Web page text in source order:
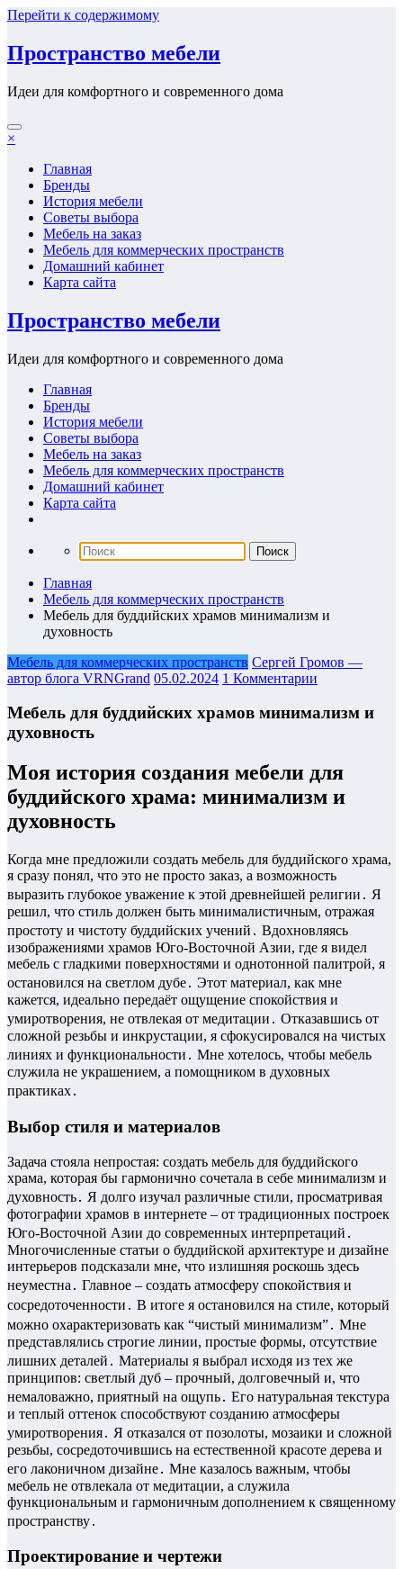
Перейти к содержимому
Пространство мебели
Идеи для комфортного и современного дома
×
Главная
Бренды
История мебели
Советы выбора
Мебель на заказ
Мебель для коммерческих пространств
Домашний кабинет
Карта сайта
Пространство мебели
Идеи для комфортного и современного дома
Главная
Бренды
История мебели
Советы выбора
Мебель на заказ
Мебель для коммерческих пространств
Домашний кабинет
Карта сайта
Главная
Мебель для коммерческих пространств
Мебель для буддийских храмов минимализм и
духовность
Мебель для коммерческих пространств Сергей Громов —
автор блога VRNGrand 05.02.2024 1 Комментарии
Мебель для буддийских храмов минимализм и
духовность
Моя история создания мебели для
буддийского храма: минимализм и
духовность
Когда мне предложили создать мебель для буддийского храма,
я сразу понял, что это не просто заказ, а возможность
выразить глубокое уважение к этой древнейшей религии․ Я
решил, что стиль должен быть минималистичным, отражая
простоту и чистоту буддийских учений․ Вдохновляясь
изображениями храмов Юго-Восточной Азии, где я видел
мебель с гладкими поверхностями и однотонной палитрой, я
остановился на светлом дубе․ Этот материал, как мне
кажется, идеально передаёт ощущение спокойствия и
умиротворения, не отвлекая от медитации․ Отказавшись от
сложной резьбы и инкрустации, я сфокусировался на чистых
линиях и функциональности․ Мне хотелось, чтобы мебель
служила не украшением, а помощником в духовных
практиках․
Выбор стиля и материалов
Задача стояла непростая: создать мебель для буддийского
храма, которая бы гармонично сочетала в себе минимализм и
духовность․ Я долго изучал различные стили, просматривая
фотографии храмов в интернете – от традиционных построек
Юго-Восточной Азии до современных интерпретаций․
Многочисленные статьи о буддийской архитектуре и дизайне
интерьеров подсказали мне, что излишняя роскошь здесь
неуместна․ Главное – создать атмосферу спокойствия и
сосредоточенности․ В итоге я остановился на стиле, который
можно охарактеризовать как “чистый минимализм”․ Мне
представлялись строгие линии, простые формы, отсутствие
лишних деталей․ Материалы я выбрал исходя из тех же
принципов: светлый дуб – прочный, долговечный и, что
немаловажно, приятный на ощупь․ Его натуральная текстура
и теплый оттенок способствуют созданию атмосферы
умиротворения․ Я отказался от позолоты, мозаики и сложной
резьбы, сосредоточившись на естественной красоте дерева и
его лаконичном дизайне․ Мне казалось важным, чтобы
мебель не отвлекала от медитации, а служила
функциональным и гармоничным дополнением к священному
пространству․
Проектирование и чертежи